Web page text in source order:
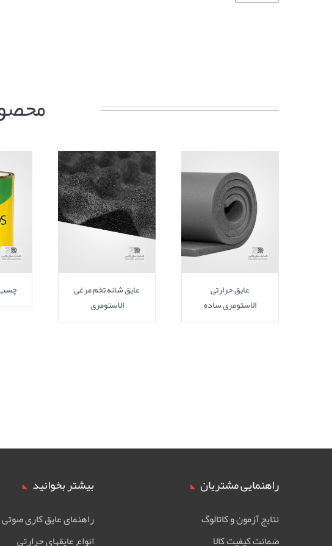
عایق حرارتی
الاستومری ساده
عایق شانه تخم مرغی
الاستومری
چسب
بیشتر بخوانید
راهنمای عایق کاری صوتی
انواع عایقهای حرارتی
راهنمایی مشتریان
نتایج آزمون و کاتالوگ
ضمانت کیفیت کالا